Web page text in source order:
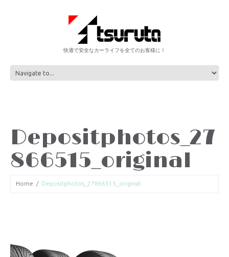
快適で安全なカーライフを全てのお客様に！
Depositphotos_27
866515_original
Home Depositphotos_27866515_original